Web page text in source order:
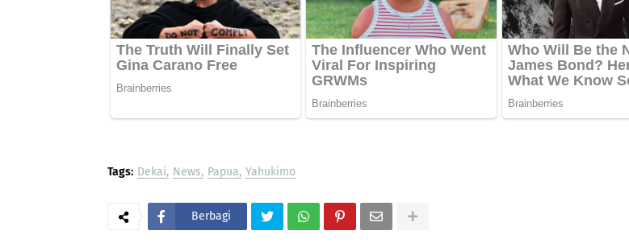
Tags: Dekai News Papua Yahukimo
Berbagi